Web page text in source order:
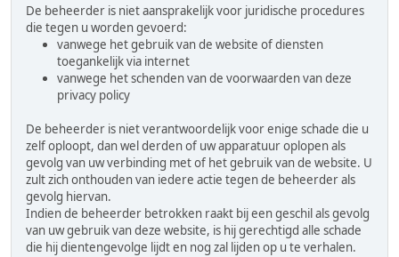
De beheerder is niet aansprakelijk voor juridische procedures
die tegen u worden gevoerd:
vanwege het gebruik van de website of diensten
toegankelijk via internet
vanwege het schenden van de voorwaarden van deze
privacy policy
De beheerder is niet verantwoordelijk voor enige schade die u
zelf oploopt, dan wel derden of uw apparatuur oplopen als
gevolg van uw verbinding met of het gebruik van de website. U
zult zich onthouden van iedere actie tegen de beheerder als
gevolg hiervan.
Indien de beheerder betrokken raakt bij een geschil als gevolg
van uw gebruik van deze website, is hij gerechtigd alle schade
die hij dientengevolge lijdt en nog zal lijden op u te verhalen.